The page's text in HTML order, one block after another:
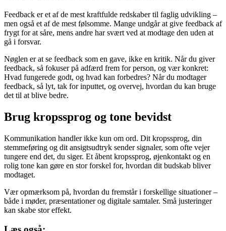
Feedback er et af de mest kraftfulde redskaber til faglig udvikling –
men også et af de mest følsomme. Mange undgår at give feedback af
frygt for at såre, mens andre har svært ved at modtage den uden at
gå i forsvar.
Nøglen er at se feedback som en gave, ikke en kritik. Når du giver
feedback, så fokuser på adfærd frem for person, og vær konkret:
Hvad fungerede godt, og hvad kan forbedres? Når du modtager
feedback, så lyt, tak for inputtet, og overvej, hvordan du kan bruge
det til at blive bedre.
Brug kropssprog og tone bevidst
Kommunikation handler ikke kun om ord. Dit kropssprog, din
stemmeføring og dit ansigtsudtryk sender signaler, som ofte vejer
tungere end det, du siger. Et åbent kropssprog, øjenkontakt og en
rolig tone kan gøre en stor forskel for, hvordan dit budskab bliver
modtaget.
Vær opmærksom på, hvordan du fremstår i forskellige situationer –
både i møder, præsentationer og digitale samtaler. Små justeringer
kan skabe stor effekt.